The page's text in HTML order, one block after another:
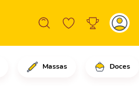
Massas Doces